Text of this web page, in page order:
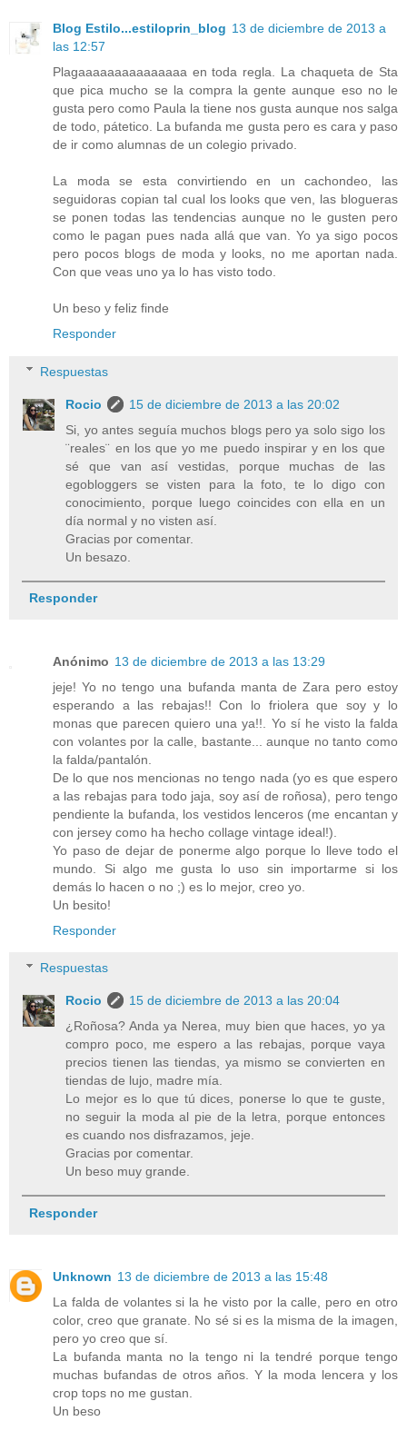
Blog Estilo...estiloprin_blog 13 de diciembre de 2013 a
las 12:57
Plagaaaaaaaaaaaaaaa en toda regla. La chaqueta de Sta
que pica mucho se la compra la gente aunque eso no le
gusta pero como Paula la tiene nos gusta aunque nos salga
de todo, pátetico. La bufanda me gusta pero es cara y paso
de ir como alumnas de un colegio privado.
La moda se esta convirtiendo en un cachondeo, las
seguidoras copian tal cual los looks que ven, las blogueras
se ponen todas las tendencias aunque no le gusten pero
como le pagan pues nada allá que van. Yo ya sigo pocos
pero pocos blogs de moda y looks, no me aportan nada.
Con que veas uno ya lo has visto todo.
Un beso y feliz finde
Responder
Respuestas
Rocio
15 de diciembre de 2013 a las 20:02
Si, yo antes seguía muchos blogs pero ya solo sigo los
¨reales¨ en los que yo me puedo inspirar y en los que
sé que van así vestidas, porque muchas de las
egobloggers se visten para la foto, te lo digo con
conocimiento, porque luego coincides con ella en un
día normal y no visten así.
Gracias por comentar.
Un besazo.
Responder
Anónimo 13 de diciembre de 2013 a las 13:29
jeje! Yo no tengo una bufanda manta de Zara pero estoy
esperando a las rebajas!! Con lo friolera que soy y lo
monas que parecen quiero una ya!!. Yo sí he visto la falda
con volantes por la calle, bastante... aunque no tanto como
la falda/pantalón.
De lo que nos mencionas no tengo nada (yo es que espero
a las rebajas para todo jaja, soy así de roñosa), pero tengo
pendiente la bufanda, los vestidos lenceros (me encantan y
con jersey como ha hecho collage vintage ideal!).
Yo paso de dejar de ponerme algo porque lo lleve todo el
mundo. Si algo me gusta lo uso sin importarme si los
demás lo hacen o no ;) es lo mejor, creo yo.
Un besito!
Responder
Respuestas
Rocio
15 de diciembre de 2013 a las 20:04
¿Roñosa? Anda ya Nerea, muy bien que haces, yo ya
compro poco, me espero a las rebajas, porque vaya
precios tienen las tiendas, ya mismo se convierten en
tiendas de lujo, madre mía.
Lo mejor es lo que tú dices, ponerse lo que te guste,
no seguir la moda al pie de la letra, porque entonces
es cuando nos disfrazamos, jeje.
Gracias por comentar.
Un beso muy grande.
Responder
Unknown 13 de diciembre de 2013 a las 15:48
La falda de volantes si la he visto por la calle, pero en otro
color, creo que granate. No sé si es la misma de la imagen,
pero yo creo que sí.
La bufanda manta no la tengo ni la tendré porque tengo
muchas bufandas de otros años. Y la moda lencera y los
crop tops no me gustan.
Un beso